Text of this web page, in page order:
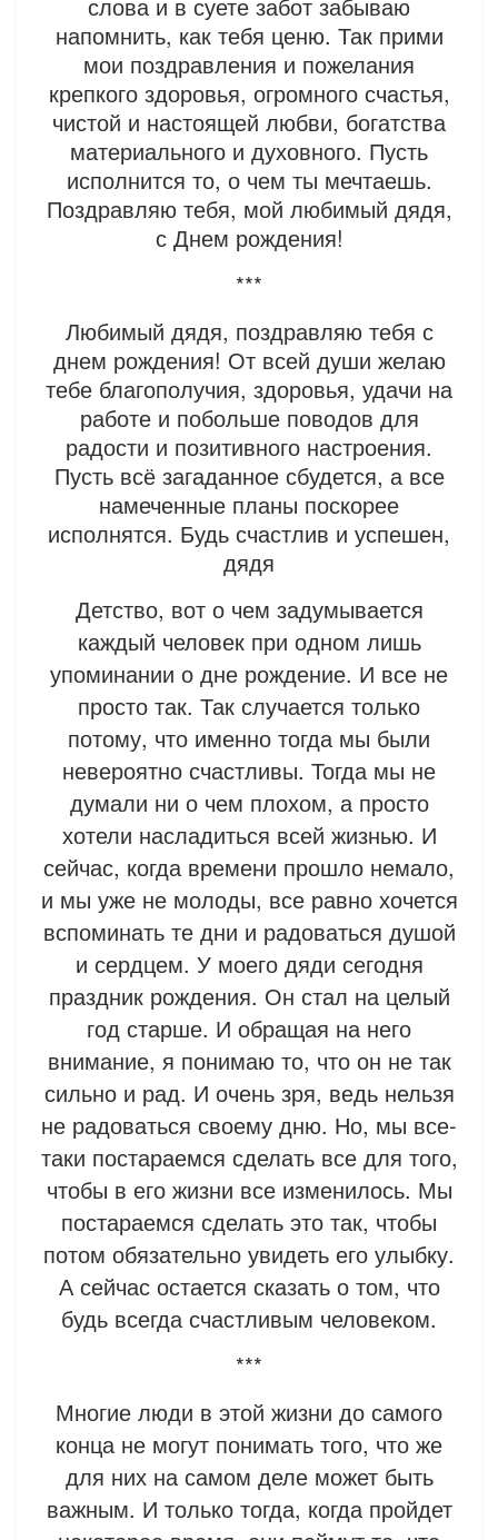
напомнить, как тебя ценю. Так прими
мои поздравления и пожелания
крепкого здоровья, огромного счастья,
чистой и настоящей любви, богатства
материального и духовного. Пусть
исполнится то, о чем ты мечтаешь.
Поздравляю тебя, мой любимый дядя,
с Днем рождения!
***
Любимый дядя, поздравляю тебя с
днем рождения! От всей души желаю
тебе благополучия, здоровья, удачи на
работе и побольше поводов для
радости и позитивного настроения.
Пусть всё загаданное сбудется, а все
намеченные планы поскорее
исполнятся. Будь счастлив и успешен,
дядя
Детство, вот о чем задумывается
каждый человек при одном лишь
упоминании о дне рождение. И все не
просто так. Так случается только
потому, что именно тогда мы были
невероятно счастливы. Тогда мы не
думали ни о чем плохом, а просто
хотели насладиться всей жизнью. И
сейчас, когда времени прошло немало,
и мы уже не молоды, все равно хочется
вспоминать те дни и радоваться душой
и сердцем. У моего дяди сегодня
праздник рождения. Он стал на целый
год старше. И обращая на него
внимание, я понимаю то, что он не так
сильно и рад. И очень зря, ведь нельзя
не радоваться своему дню. Но, мы все-
таки постараемся сделать все для того,
чтобы в его жизни все изменилось. Мы
постараемся сделать это так, чтобы
потом обязательно увидеть его улыбку.
А сейчас остается сказать о том, что
будь всегда счастливым человеком.
***
Многие люди в этой жизни до самого
конца не могут понимать того, что же
для них на самом деле может быть
важным. И только тогда, когда пройдет